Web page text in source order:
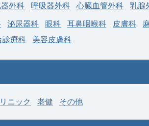
外科 呼吸器外科 心臓血管外科 乳腺
泌尿器科 眼科 耳鼻咽喉科 皮膚科
診療科 美容皮膚科
ニック 老健 その他